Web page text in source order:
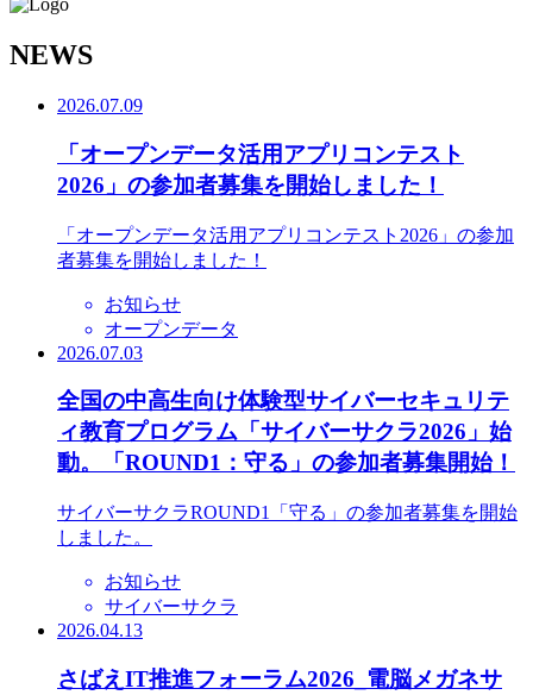
NEWS
2026.07.09
「オープンデータ活用アプリコンテスト
2026」の参加者募集を開始しました！
「オープンデータ活用アプリコンテスト2026」の参加
者募集を開始しました！
お知らせ
オープンデータ
2026.07.03
全国の中高生向け体験型サイバーセキュリテ
ィ教育プログラム「サイバーサクラ2026」始
動。「ROUND1：守る」の参加者募集開始！
サイバーサクラROUND1「守る」の参加者募集を開始
しました。
お知らせ
サイバーサクラ
2026.04.13
さばえIT推進フォーラム2026_電脳メガネサ